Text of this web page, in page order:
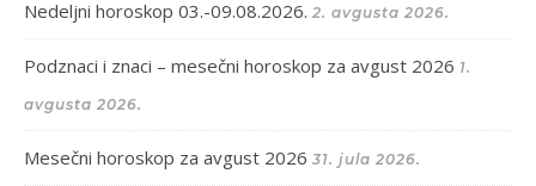
Nedeljni horoskop 03.-09.08.2026. 2. avgusta 2026.
Podznaci i znaci – mesečni horoskop za avgust 2026 1.
avgusta 2026.
Mesečni horoskop za avgust 2026 31. jula 2026.